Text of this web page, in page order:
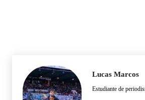
Lucas Marcos
Estudiante de